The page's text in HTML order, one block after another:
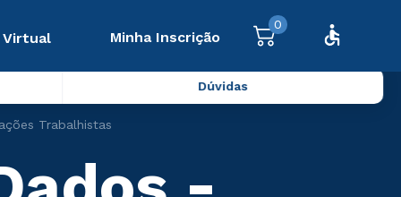
Virtual Minha Inscrição
0
Dúvidas
Trabalhistas